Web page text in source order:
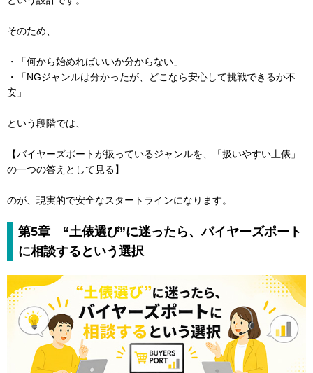
そのため、
・「何から始めればいいか分からない」
・「NGジャンルは分かったが、どこなら安心して挑戦できるか不
安」
という段階では、
【バイヤーズポートが扱っているジャンルを、「扱いやすい土俵」
の一つの答えとして見る】
のが、現実的で安全なスタートラインになります。
第5章 “土俵選び”に迷ったら、バイヤーズポート
に相談するという選択